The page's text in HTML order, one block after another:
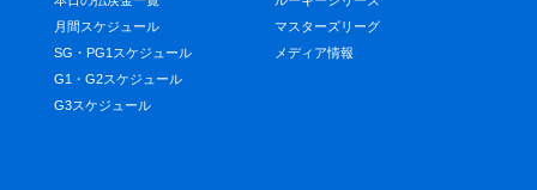
月間スケジュール
SG・PG1スケジュール
G1・G2スケジュール
G3スケジュール
マスターズリーグ
メディア情報